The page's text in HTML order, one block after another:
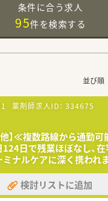
条件に合う求人
95件を検索する
並び順
薬剤師求人ID： 334675
他】≪複数路線から通勤
日で残業ほぼなし、
ナルケアに深く携われ
検討リストに追加